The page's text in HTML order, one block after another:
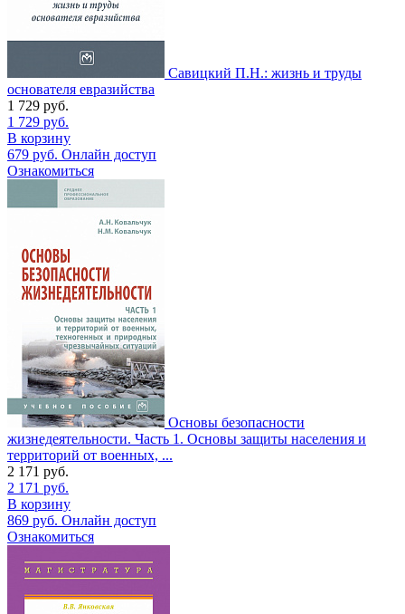
Савицкий П.Н.: жизнь и труды
основателя евразийства
1 729 руб.
1 729 руб.
В корзину
679 руб. Онлайн доступ
Ознакомиться
Основы безопасности
жизнедеятельности. Часть 1. Основы защиты населения и
территорий от военных, ...
2 171 руб.
2 171 руб.
В корзину
869 руб. Онлайн доступ
Ознакомиться